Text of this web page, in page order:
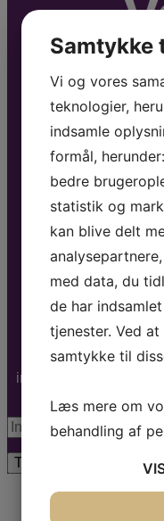
1-2 gange om
indeholder aktuelle
Samtykke
Vi og vores
teknologier,
indsamle
formål,
bedre
statistik og
kan blive delt
med data, du
de har
tjenester. Ved
samtykke til
Læs mere om
behandling af